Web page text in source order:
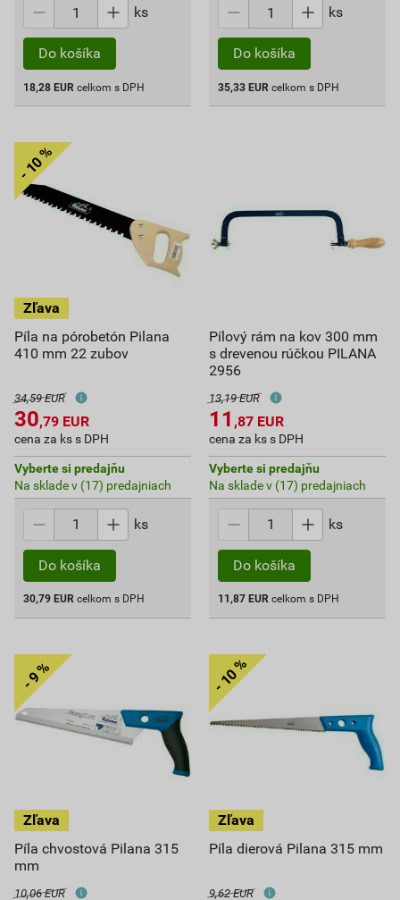
ks
Do košíka
18,28 EUR celkom s DPH
ks
Do košíka
35,33 EUR celkom s DPH
Píla na pórobetón Pilana
410 mm 22 zubov
34,59 EUR
30,79 EUR
cena za ks s DPH
Vyberte si predajňu
Na sklade v (17) predajniach
ks
Do košíka
30,79 EUR celkom s DPH
Pílový rám na kov 300 mm
s drevenou rúčkou PILANA
2956
13,19 EUR
11 ,87 EUR
cena za ks s DPH
Vyberte si predajňu
Na sklade v (17) predajniach
ks
Do košíka
11,87 EUR celkom s DPH
Píla chvostová Pilana 315
mm
10,06 EUR
Píla dierová Pilana 315 mm
9,62 EUR